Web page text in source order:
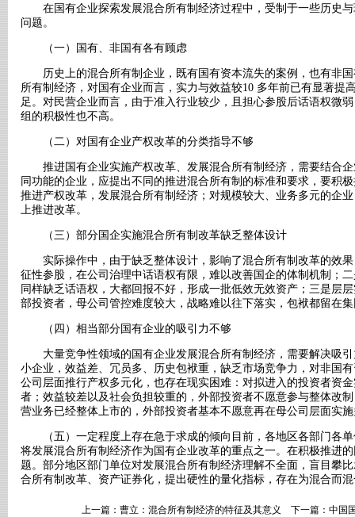
在国有企业探索发展混合所有制经济过程中，受制于一些历史与
问题。
（一）国有、非国有各有顾虑
历史上的混合所有制企业，既有国有资本流失的案例，也有非国
所有制经济，对国有企业而言，实力与效益较10 多年前已有显著提
足。对民营企业而言，由于准入行业较少，且担心参股后话语权微
组的积极性也不高。
（二）对国有企业产权改革的分类指导不够
推进国有企业实施产权改革、发展混合所有制经济，需要结合企
同功能的企业，应提出不同的推进混合所有制的标准和要求，要积
推进产权改革，发展混合所有制经济；对规模较大、业务多元的企
上推进改革。
（三）部分国企实施混合所有制改革缺乏整体设计
实际操作中，由于缺乏整体设计，影响了混合所有制改革的效果
征性参股，在公司治理中话语权有限，难以改善国企的体制机制；
同样缺乏话语权，大都回报不好，形成一批低效无效资产；三是层
部投资者，母公司管控难度较大，战略难以往下落实，包袱都留在
（四）相当部分国有企业的吸引力不够
大量竞争性领域的国有企业发展混合所有制经济，需要解决吸引
小企业，效益差、冗员多、历史包袱重，缺乏市场竞争力，对非国
公司层面推行产权多元化，也存在现实困难：对拟进入的投资者资
者；效益较差以及社会负担较重的，外部投资者不愿意参与整体改
营业务已经整体上市的，外部投资者基本不愿意再在母公司层面实
（五）一定程度上存在急于求成的倾向目前，各地区各部门各单
将发展混合所有制经济作为国有企业改革的重点之一。在积极推进
题。部分地区部门单位对发展混合所有制经济理解不全面，盲目攀
合所有制改革、资产证券化，提出硬性的量化指标，存在为混合而
上一篇： 曹立：混合所有制经济的特征及其意义 下一篇： 中国